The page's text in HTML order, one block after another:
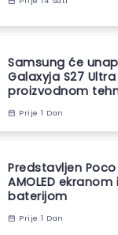
Samsung će
Galaxyja S27
proizvodnom
Prije 1 Dan
Predstavljen
AMOLED
baterijom
Prije 1 Dan